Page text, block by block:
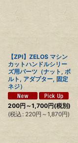
【ZPI】ZELOS マシン
カットハンドルシリー
ズ用パーツ（ナット, ボ
ルト, アダプター, 固定
ネジ）
200円 ～1,700円(税別)
(税込 : 220円 ～1,870円)